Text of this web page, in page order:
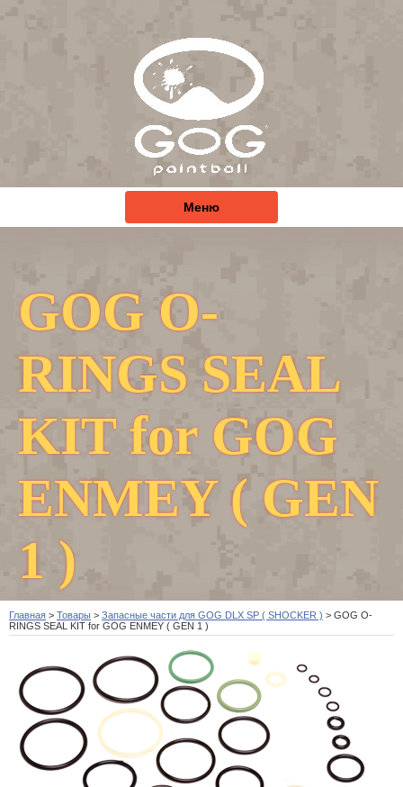
Меню
GOG O-
RINGS SEAL
KIT for GOG
ENMEY ( GEN
1 )
Главная > Товары > Запасные части для GOG DLX SP ( SHOCKER ) > GOG O-
RINGS SEAL KIT for GOG ENMEY ( GEN 1 )